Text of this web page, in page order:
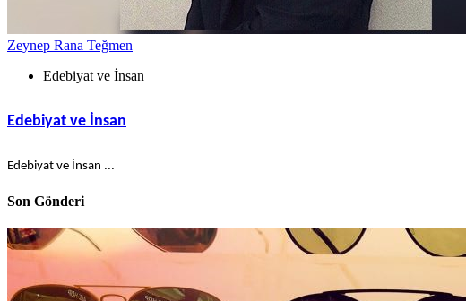
Zeynep Rana Teğmen
Edebiyat ve İnsan
Edebiyat ve İnsan
Edebiyat ve İnsan ...
Son Gönderi